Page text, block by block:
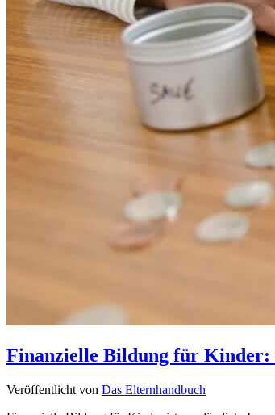
Finanzielle Bildung für Kinder:
Veröffentlicht von Das Elternhandbuch